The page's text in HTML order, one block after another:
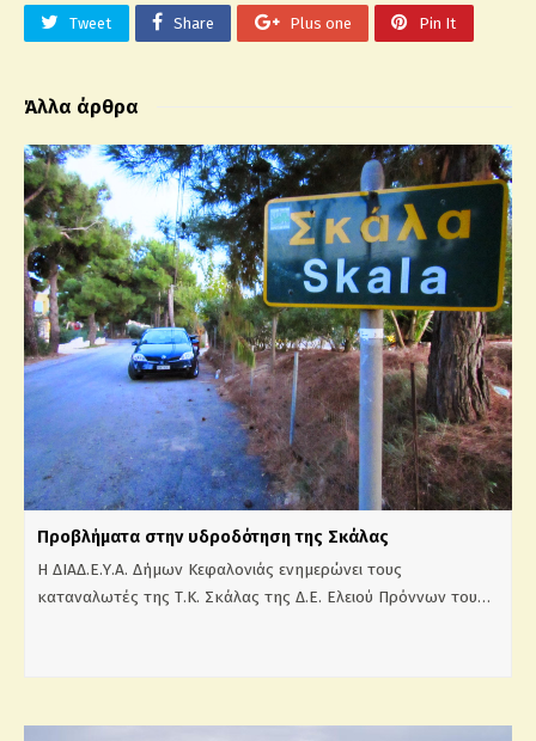
Tweet Share Plus one Pin It
Άλλα άρθρα
Προβλήματα στην υδροδότηση της Σκάλας
Η ΔΙΑΔ.Ε.Υ.Α. Δήμων Κεφαλονιάς ενημερώνει τους
καταναλωτές της Τ.Κ. Σκάλας της Δ.Ε. Ελειού Πρόννων του…